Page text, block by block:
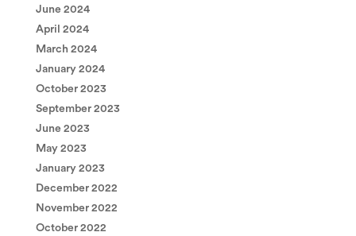
June 2024
April 2024
March 2024
January 2024
October 2023
September 2023
June 2023
May 2023
January 2023
December 2022
November 2022
October 2022